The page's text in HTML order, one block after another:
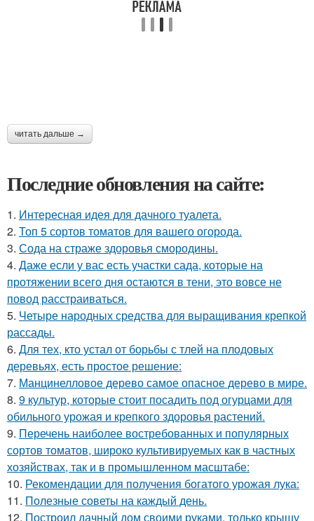
читать дальше →
Последние обновления на сайте:
1. Интересная идея для дачного туалета.
2. Топ 5 сортов томатов для вашего огорода.
3. Сода на страже здоровья смородины.
4. Даже если у вас есть участки сада, которые на
протяжении всего дня остаются в тени, это вовсе не
повод расстраиваться.
5. Четыре народных средства для выращивания крепкой
рассады.
6. Для тех, кто устал от борьбы с тлей на плодовых
деревьях, есть простое решение:
7. Манцинелловое дерево самое опасное дерево в мире.
8. 9 культур, которые стоит посадить под огурцами для
обильного урожая и крепкого здоровья растений.
9. Перечень наиболее востребованных и популярных
сортов томатов, широко культивируемых как в частных
хозяйствах, так и в промышленном масштабе:
10. Рекомендации для получения богатого урожая лука:
11. Полезные советы на каждый день.
12. Построил дачный дом своими руками, только крышу